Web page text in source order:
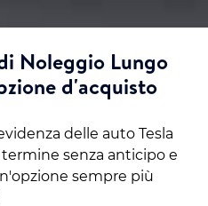
Noleggio Lungo
d'acquisto
delle auto Tesla
senza anticipo e
sempre più